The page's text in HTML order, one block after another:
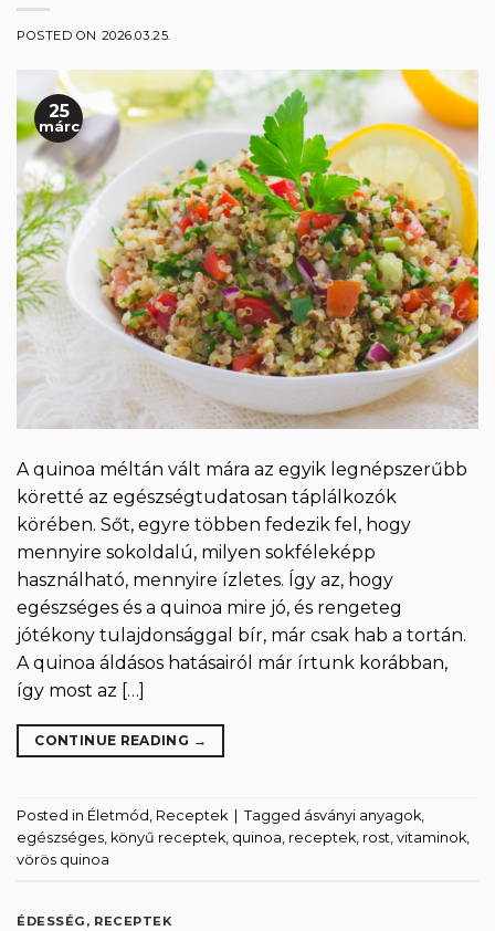
POSTED ON 2026.03.25.
25
márc
A quinoa méltán vált mára az egyik legnépszerűbb
köretté az egészségtudatosan táplálkozók
körében. Sőt, egyre többen fedezik fel, hogy
mennyire sokoldalú, milyen sokféleképp
használható, mennyire ízletes. Így az, hogy
egészséges és a quinoa mire jó, és rengeteg
jótékony tulajdonsággal bír, már csak hab a tortán.
A quinoa áldásos hatásairól már írtunk korábban,
így most az […]
CONTINUE READING →
Posted in Életmód , Receptek Tagged ásványi anyagok,
egészséges, könyű receptek, quinoa, receptek, rost, vitaminok,
vörös quinoa
ÉDESSÉG , RECEPTEK